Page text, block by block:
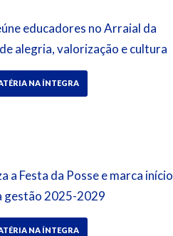
educadores no Arraial da
alegria, valorização e cultura
NA ÍNTEGRA
a Festa da Posse e marca início
gestão 2025-2029
NA ÍNTEGRA